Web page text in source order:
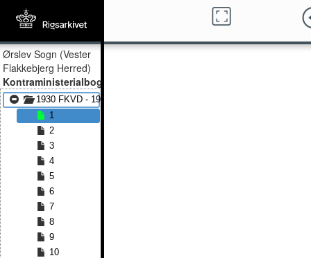
Ørslev Sogn (Vester
Flakkebjerg Herred)
Kontraministerialbog
1930 FKVD - 1962 FKVD
1
2
3
4
5
6
7
8
9
10